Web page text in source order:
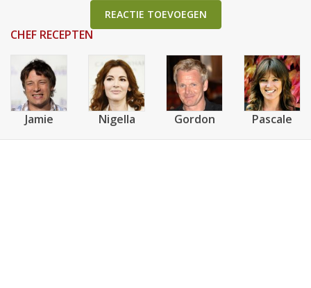
REACTIE TOEVOEGEN
CHEF RECEPTEN
Jamie Nigella Gordon Pascale